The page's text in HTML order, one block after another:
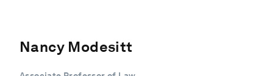
Nancy Modesitt